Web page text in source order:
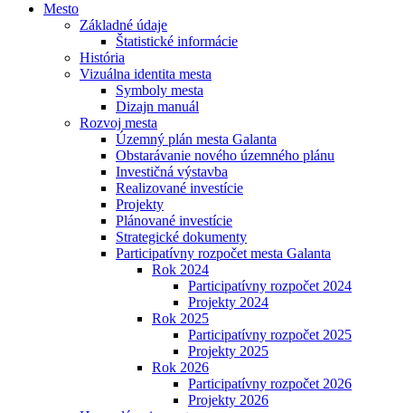
Mesto
Základné údaje
Štatistické informácie
História
Vizuálna identita mesta
Symboly mesta
Dizajn manuál
Rozvoj mesta
Územný plán mesta Galanta
Obstarávanie nového územného plánu
Investičná výstavba
Realizované investície
Projekty
Plánované investície
Strategické dokumenty
Participatívny rozpočet mesta Galanta
Rok 2024
Participatívny rozpočet 2024
Projekty 2024
Rok 2025
Participatívny rozpočet 2025
Projekty 2025
Rok 2026
Participatívny rozpočet 2026
Projekty 2026